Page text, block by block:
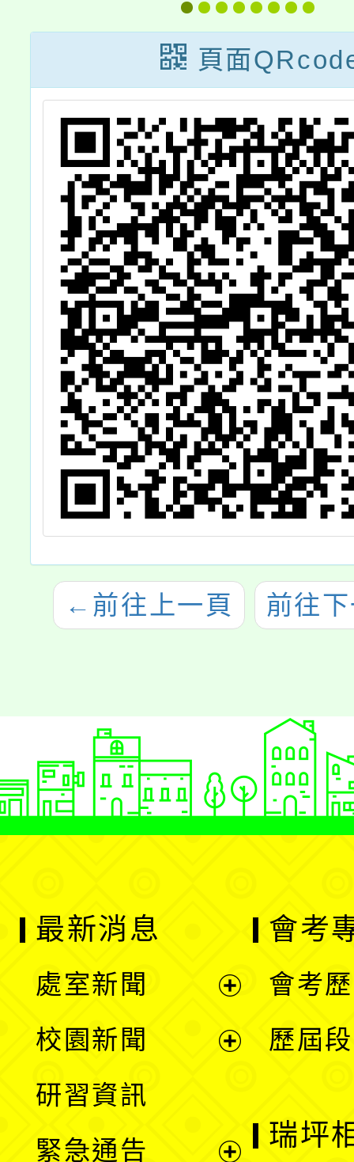
年度表揚全國績
優女童軍團」實
施辦法一案，請
符合資格者踴躍
報名參加，請查
照。
頁面
← 前往上一頁 前往
最新消息
處室新聞
校園新聞
研習資訊
緊急通告
會考
會考
歷屆
瑞坪